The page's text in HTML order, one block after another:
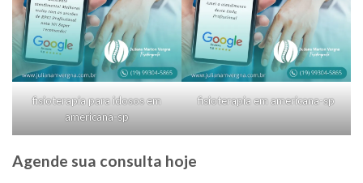
fisioterapia para idosos em
americana-sp
fisioterapia em americana-sp
Agende sua consulta hoje